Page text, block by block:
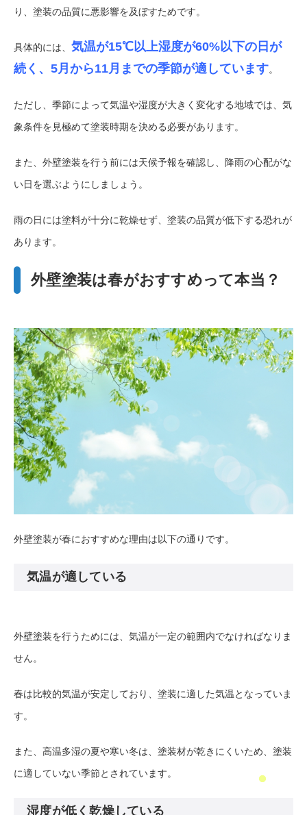
り、塗装の品質に悪影響を及ぼすためです。
具体的には、 気温が15℃以上湿度が60%以下の日が
続く、5月から11月までの季節が適しています。
ただし、季節によって気温や湿度が大きく変化する地域では、気
象条件を見極めて塗装時期を決める必要があります。
また、外壁塗装を行う前には天候予報を確認し、降雨の心配がな
い日を選ぶようにしましょう。
雨の日には塗料が十分に乾燥せず、塗装の品質が低下する恐れが
あります。
外壁塗装は春がおすすめって本当？
外壁塗装が春におすすめな理由は以下の通りです。
気温が適している
外壁塗装を行うためには、気温が一定の範囲内でなければなりま
せん。
春は比較的気温が安定しており、塗装に適した気温となっていま
す。
また、高温多湿の夏や寒い冬は、塗装材が乾きにくいため、塗装
に適していない季節とされています。
湿度が低く乾燥している